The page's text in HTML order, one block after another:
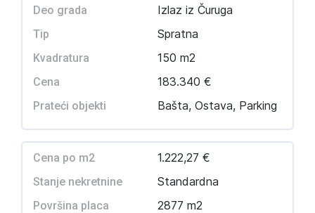
Deo grada Izlaz iz Čuruga
Tip Spratna
Kvadratura 150 m2
Cena 183.340 €
Prateći objekti Bašta, Ostava, Parking
Cena po m2 1.222,27 €
Stanje nekretnine Standardna
Površina placa 2877 m2